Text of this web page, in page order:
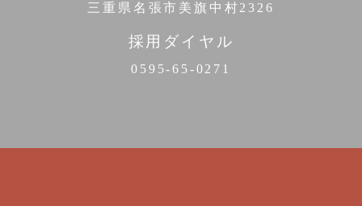
三重県名張市美旗中村2326
採用ダイヤル
0595-65-0271